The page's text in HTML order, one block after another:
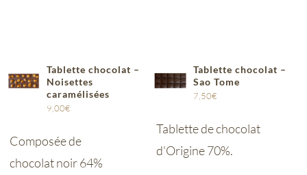
Tablette chocolat –
Noisettes
caramélisées
9,00€
Composée de
chocolat noir 64%
Tablette chocolat –
Sao Tome
7,50€
Tablette de chocolat
d'Origine 70%.